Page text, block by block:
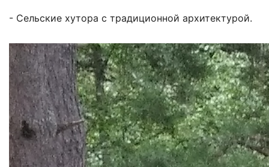
- Сельские хутора с традиционной архитектурой.